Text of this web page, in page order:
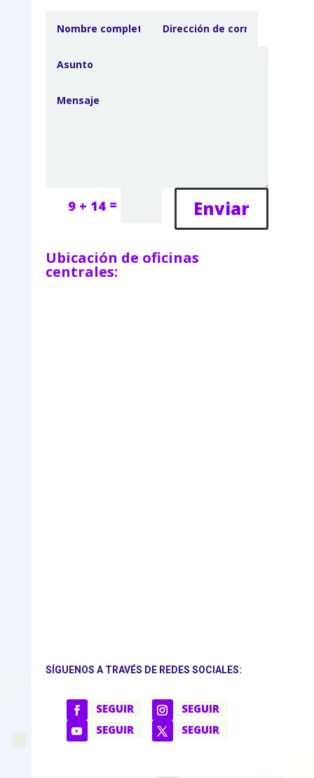
9 + 14 = Enviar
Ubicación de oficinas
centrales:
SÍGUENOS A TRAVÉS DE REDES SOCIALES:
SEGUIR
SEGUIR
SEGUIR
SEGUIR